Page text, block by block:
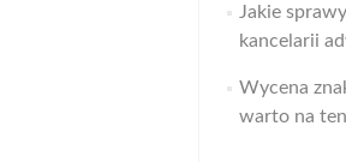
Jakie
kancelarii
Wycena
warto na